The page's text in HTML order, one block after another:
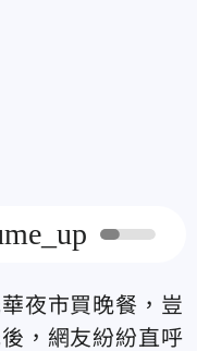
夜市買晚餐，豈
，網友紛紛直呼